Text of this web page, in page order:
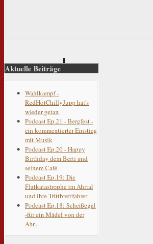
Aktuelle Beiträge
Wahlkampf -
RedHotChillyJupp hat's
wieder getan
Podcast Ep.21 - Bergfest -
ein kommentierter Einstieg
mit Musik
Podcast Ep.20 - Happy
Birthday dem Berti und
seinem Café
Podcast Ep.19: Die
Flutkatastrophe im Ahrtal
und ihre Trittbrettfahrer
Podcast Ep.18: Scheißegal
-für ein Mädel von der
Ahr...